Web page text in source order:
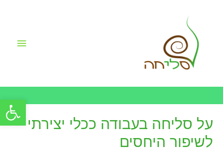
פתח
על סליחה בעבודה ככלי יצירתי
לשיפור היחסים